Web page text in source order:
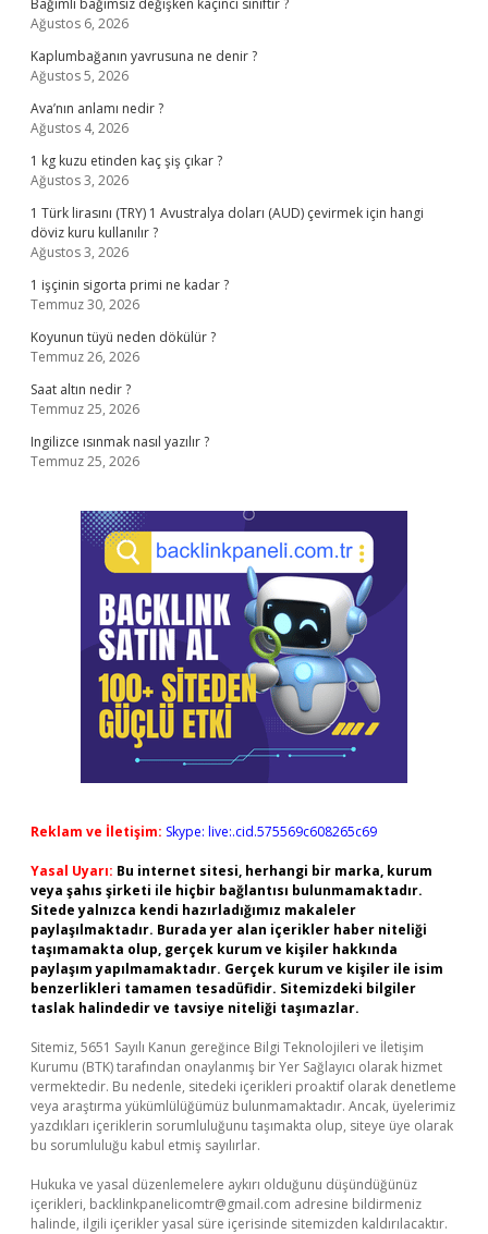
Bağımlı bağımsız değişken kaçıncı sınıftır ?
Ağustos 6, 2026
Kaplumbağanın yavrusuna ne denir ?
Ağustos 5, 2026
Ava’nın anlamı nedir ?
Ağustos 4, 2026
1 kg kuzu etinden kaç şiş çıkar ?
Ağustos 3, 2026
1 Türk lirasını (TRY) 1 Avustralya doları (AUD) çevirmek için hangi
döviz kuru kullanılır ?
Ağustos 3, 2026
1 işçinin sigorta primi ne kadar ?
Temmuz 30, 2026
Koyunun tüyü neden dökülür ?
Temmuz 26, 2026
Saat altın nedir ?
Temmuz 25, 2026
Ingilizce ısınmak nasıl yazılır ?
Temmuz 25, 2026
Reklam ve İletişim: Skype: live:.cid.575569c608265c69
Yasal Uyarı: Bu internet sitesi, herhangi bir marka, kurum
veya şahıs şirketi ile hiçbir bağlantısı bulunmamaktadır.
Sitede yalnızca kendi hazırladığımız makaleler
paylaşılmaktadır. Burada yer alan içerikler haber niteliği
taşımamakta olup, gerçek kurum ve kişiler hakkında
paylaşım yapılmamaktadır. Gerçek kurum ve kişiler ile isim
benzerlikleri tamamen tesadüfidir. Sitemizdeki bilgiler
taslak halindedir ve tavsiye niteliği taşımazlar.
Sitemiz, 5651 Sayılı Kanun gereğince Bilgi Teknolojileri ve İletişim
Kurumu (BTK) tarafından onaylanmış bir Yer Sağlayıcı olarak hizmet
vermektedir. Bu nedenle, sitedeki içerikleri proaktif olarak denetleme
veya araştırma yükümlülüğümüz bulunmamaktadır. Ancak, üyelerimiz
yazdıkları içeriklerin sorumluluğunu taşımakta olup, siteye üye olarak
bu sorumluluğu kabul etmiş sayılırlar.
Hukuka ve yasal düzenlemelere aykırı olduğunu düşündüğünüz
içerikleri, backlinkpanelicomtr@gmail.com adresine bildirmeniz
halinde, ilgili içerikler yasal süre içerisinde sitemizden kaldırılacaktır.